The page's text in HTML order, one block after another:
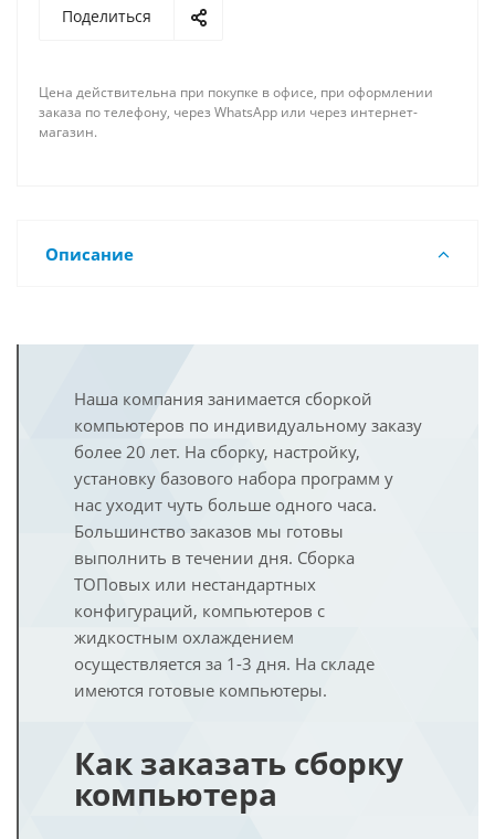
Поделиться
Цена действительна при покупке в офисе, при оформлении
заказа по телефону, через WhatsApp или через интернет-
магазин.
Описание
Наша компания занимается сборкой
компьютеров по индивидуальному заказу
более 20 лет. На сборку, настройку,
установку базового набора программ у
нас уходит чуть больше одного часа.
Большинство заказов мы готовы
выполнить в течении дня. Сборка
ТОПовых или нестандартных
конфигураций, компьютеров с
жидкостным охлаждением
осуществляется за 1-3 дня. На складе
имеются готовые компьютеры.
Как заказать сборку
компьютера